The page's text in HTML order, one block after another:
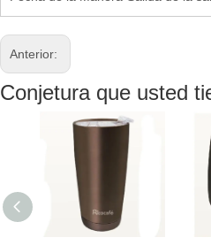
Anterior:
Conjetura que usted